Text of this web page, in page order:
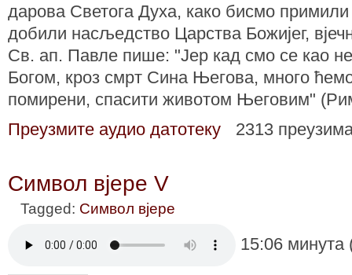
дарова Светога Духа, како бисмо примили
добили насљедство Царства Божијег,
Св. ап. Павле пише: "Јер кад смо се као
Богом, кроз смрт Сина Његова, много
помирени, спасити животом Његовим"
Преузмите аудио датотеку
2313
Символ вјере V
Tagged: Символ вјере
15:06